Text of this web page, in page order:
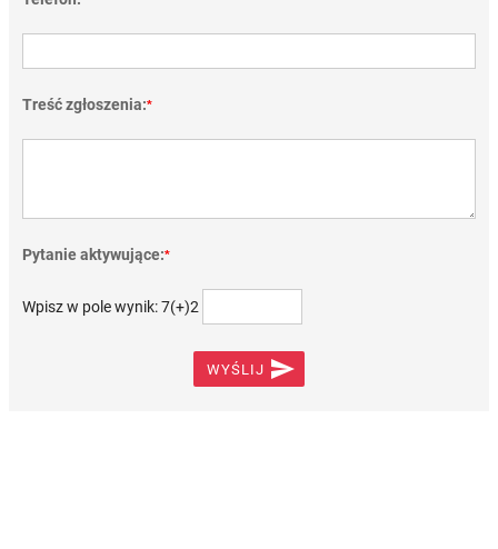
Treść zgłoszenia:*
Pytanie aktywujące:*
Wpisz w pole wynik: 7(+)2
WYŚLIJ 